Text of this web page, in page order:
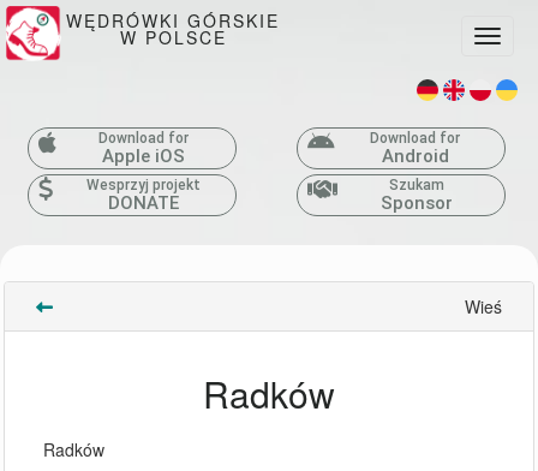
WĘDRÓWKI GÓRSKIE
W POLSCE
Download for
Apple iOS
Download for
Android
Wesprzyj projekt
DONATE
Szukam
Sponsor
Wieś
Radków
Radków